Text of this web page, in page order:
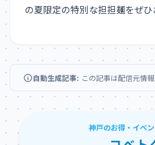
の夏限定の特別な担担麺をぜひ
自動生成記事: この記事は配信元情
神戸のお得・イベ